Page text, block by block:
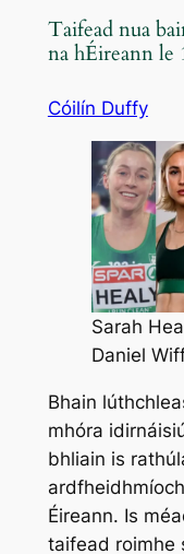
Taifead nua
na hÉireann le
Cóilín Duffy
Sarah
Daniel
Bhain
mhóra
bhliain is
Éireann. Is
taifead roimhe